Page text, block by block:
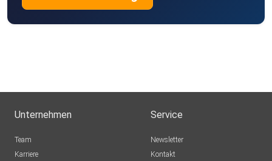
Unternehmen
Team
Karriere
Service
Newsletter
Kontakt